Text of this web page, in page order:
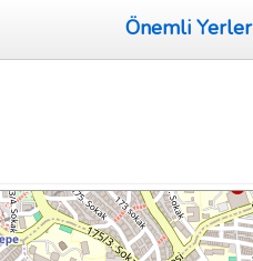
Önemli Yerler